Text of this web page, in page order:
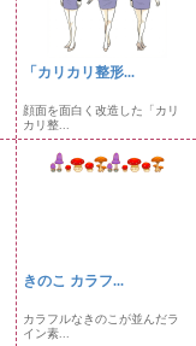
「カリカリ整形...
顔面を面白く改造した「カリ
カリ整...
きのこ カラフ...
カラフルなきのこが並んだラ
イン素...